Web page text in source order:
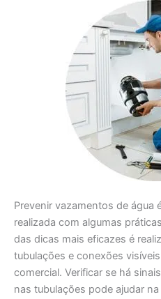
Prevenir vazamentos de água
realizada com algumas
das dicas mais eficazes é
tubulações e conexões
comercial. Verificar se há
nas tubulações pode ajudar